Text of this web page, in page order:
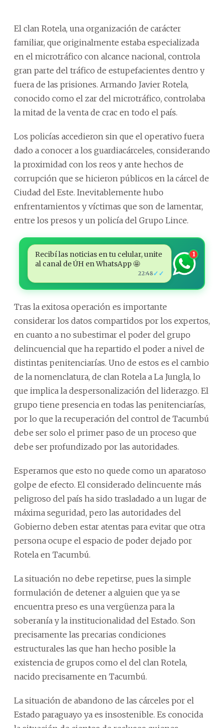
El clan Rotela, una organización de carácter
familiar, que originalmente estaba especializada
en el microtráfico con alcance nacional, controla
gran parte del tráfico de estupefacientes dentro y
fuera de las prisiones. Armando Javier Rotela,
conocido como el zar del microtráfico, controlaba
la mitad de la venta de crac en todo el país.
Los policías accedieron sin que el operativo fuera
dado a conocer a los guardiacárceles, considerando
la proximidad con los reos y ante hechos de
corrupción que se hicieron públicos en la cárcel de
Ciudad del Este. Inevitablemente hubo
enfrentamientos y víctimas que son de lamentar,
entre los presos y un policía del Grupo Lince.
Recibí las noticias en tu celular, unite
al canal de ÚH en WhatsApp 🤩
22:48✓✓
1
Tras la exitosa operación es importante
considerar los datos compartidos por los expertos,
en cuanto a no subestimar el poder del grupo
delincuencial que ha repartido el poder a nivel de
distintas penitenciarías. Uno de estos es el cambio
de la nomenclatura, de clan Rotela a La Jungla, lo
que implica la despersonalización del liderazgo. El
grupo tiene presencia en todas las penitenciarías,
por lo que la recuperación del control de Tacumbú
debe ser solo el primer paso de un proceso que
debe ser profundizado por las autoridades.
Esperamos que esto no quede como un aparatoso
golpe de efecto. El considerado delincuente más
peligroso del país ha sido trasladado a un lugar de
máxima seguridad, pero las autoridades del
Gobierno deben estar atentas para evitar que otra
persona ocupe el espacio de poder dejado por
Rotela en Tacumbú.
La situación no debe repetirse, pues la simple
formulación de detener a alguien que ya se
encuentra preso es una vergüenza para la
soberanía y la institucionalidad del Estado. Son
precisamente las precarias condiciones
estructurales las que han hecho posible la
existencia de grupos como el del clan Rotela,
nacido precisamente en Tacumbú.
La situación de abandono de las cárceles por el
Estado paraguayo ya es insostenible. Es conocida